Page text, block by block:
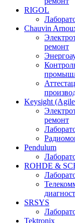
RIGOL
Chauvin
ремонт
Keysight
ремонт
Pendulum
ROHDE &
SRSYS
Tektronix